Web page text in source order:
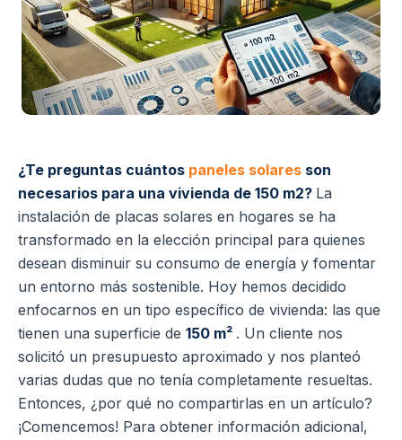
¿Te preguntas cuántos paneles solares son
necesarios para una vivienda de 150 m2? La
instalación de placas solares en hogares se ha
transformado en la elección principal para quienes
desean disminuir su consumo de energía y fomentar
un entorno más sostenible. Hoy hemos decidido
enfocarnos en un tipo específico de vivienda: las que
tienen una superficie de 150 m² . Un cliente nos
solicitó un presupuesto aproximado y nos planteó
varias dudas que no tenía completamente resueltas.
Entonces, ¿por qué no compartirlas en un artículo?
¡Comencemos! Para obtener información adicional,